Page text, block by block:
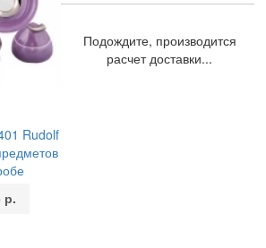
Rudolf
р.
Подождите, производится
расчет доставки...